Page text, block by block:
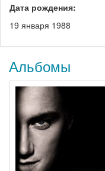
Дата рождения:
19 января 1988
Альбомы